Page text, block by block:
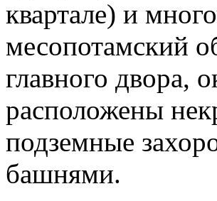
квартале) и
месопотамский
главного двора,
расположены
подземные
башнями.